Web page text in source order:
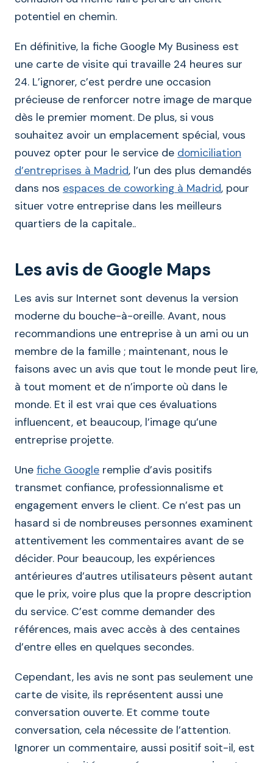
potentiel en chemin.
En définitive, la fiche Google My Business est
une carte de visite qui travaille 24 heures sur
24. L’ignorer, c’est perdre une occasion
précieuse de renforcer notre image de marque
dès le premier moment. De plus, si vous
souhaitez avoir un emplacement spécial, vous
pouvez opter pour le service de domiciliation
d’entreprises à Madrid, l’un des plus demandés
dans nos espaces de coworking à Madrid, pour
situer votre entreprise dans les meilleurs
quartiers de la capitale..
Les avis de Google Maps
Les avis sur Internet sont devenus la version
moderne du bouche-à-oreille. Avant, nous
recommandions une entreprise à un ami ou un
membre de la famille ; maintenant, nous le
faisons avec un avis que tout le monde peut lire,
à tout moment et de n’importe où dans le
monde. Et il est vrai que ces évaluations
influencent, et beaucoup, l’image qu’une
entreprise projette.
Une fiche Google remplie d’avis positifs
transmet confiance, professionnalisme et
engagement envers le client. Ce n’est pas un
hasard si de nombreuses personnes examinent
attentivement les commentaires avant de se
décider. Pour beaucoup, les expériences
antérieures d’autres utilisateurs pèsent autant
que le prix, voire plus que la propre description
du service. C’est comme demander des
références, mais avec accès à des centaines
d’entre elles en quelques secondes.
Cependant, les avis ne sont pas seulement une
carte de visite, ils représentent aussi une
conversation ouverte. Et comme toute
conversation, cela nécessite de l’attention.
Ignorer un commentaire, aussi positif soit-il, est